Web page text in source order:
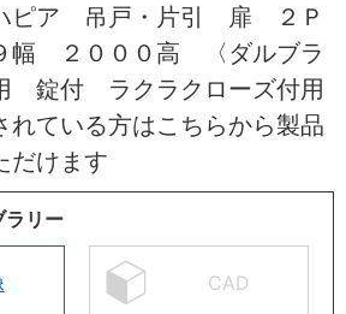
ピア 吊戸・片引 扉 ２Ｐ
幅 ２０００高 〈ダルブラ
錠付 ラクラクローズ付用
れている方はこちらから製品
だけます
ラリー
CAD